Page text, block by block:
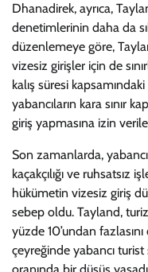
Dhanadirek, ayrıca,
denetimlerinin daha da
düzenlemeye göre,
vizesiz girişler için de
kalış süresi
yabancıların kara sınır
giriş yapmasına izin
Son zamanlarda, yabancı
kaçakçılığı ve ruhsatsız
hükümetin vizesiz giriş
sebep oldu. Tayland,
yüzde 10’undan
çeyreğinde yabancı turist